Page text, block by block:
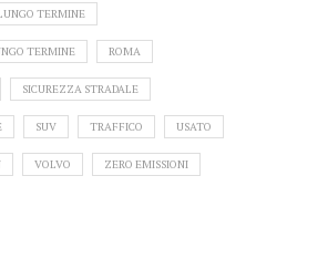
TERMINE
TERMINE ROMA
SICUREZZA STRADALE
SUV TRAFFICO USATO
VOLVO ZERO EMISSIONI